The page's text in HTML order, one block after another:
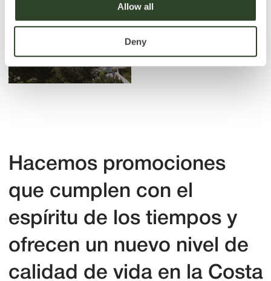
Allow all
Deny
inversión y siempre estamos listos
para cooperar.
Convertirse en un compañero
Para saber más sobre los proyectos del